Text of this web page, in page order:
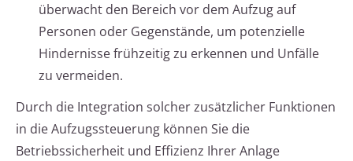
überwacht den Bereich vor dem Aufzug auf
Personen oder Gegenstände, um potenzielle
Hindernisse frühzeitig zu erkennen und Unfälle
zu vermeiden.
Durch die Integration solcher zusätzlicher Funktionen
in die Aufzugssteuerung können Sie die
Betriebssicherheit und Effizienz Ihrer Anlage